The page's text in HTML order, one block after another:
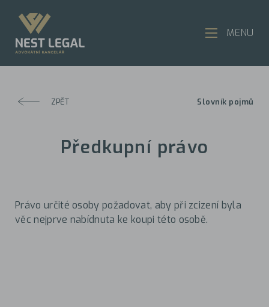
ZPĚT Slovník pojmů
Předkupní právo
Právo určité osoby požadovat, aby při zcizení byla
věc nejprve nabídnuta ke koupi této osobě.
MENU